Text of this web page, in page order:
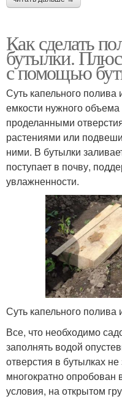
Как сделать
бутылки.
с помощью
Суть капельного
емкости нужного
проделанными
растениями или
ними. В бутылки
поступает в почву,
увлажненности.
Суть капельного полива
Все, что необходимо
заполнять водой
отверстия в бутылках
многократно опробован
условия, на открытом